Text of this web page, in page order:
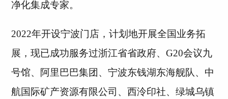
净化集成专家。
2022年开设宁波门店，计划地开展全国业务拓
展，现已成功服务过浙江省省政府、G20会议九
号馆、阿里巴巴集团、宁波东钱湖东海舰队、中
航国际矿产资源有限公司、西泠印社、绿城乌镇